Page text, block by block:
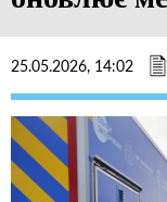
25.05.2026, 14:02